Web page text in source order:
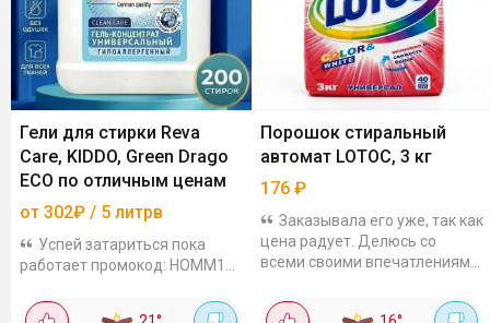
Гели для стирки Reva
Care, KIDDO, Green Drago
ECO по отличным ценам
от 302₽ / 5 литрв
Успей затариться пока
работает промокод: HOMM10
стирки, работает только
Порошок стиральный
автомат LOTOC, 3 кг
176 ₽
Заказывала его уже, так как
цена радует. Делюсь со
всеми своими впечатлениями:
закидываю всё подряд: и